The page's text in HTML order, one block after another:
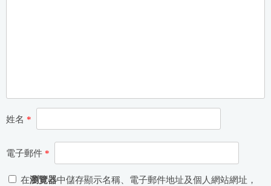
姓名 *
電子郵件 *
在瀏覽器中儲存顯示名稱、電子郵件地址及個人網站網址，